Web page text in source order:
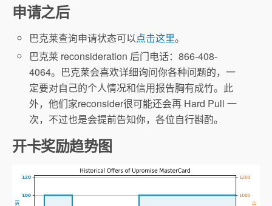
Shopping Portal
申请之后
巴克莱查询申请状态可以点击这里。
巴克莱 reconsideration 后门电话：866-408-
4064。巴克莱会喜欢详细询问你各种问题的，一
定要对自己的个人情况和信用报告胸有成竹。此
外，他们家reconsider很可能还会再 Hard Pull 一
次，不过也是会提前告知你，各位自行斟酌。
开卡奖励趋势图